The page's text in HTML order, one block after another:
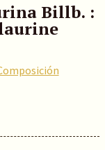
Billb. :